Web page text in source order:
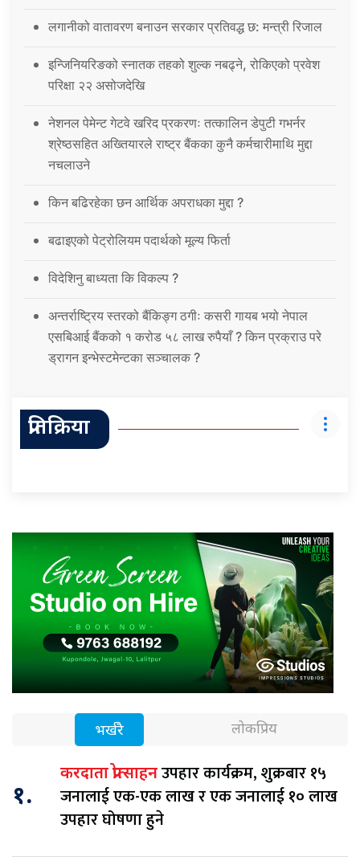
लगानीको वातावरण बनाउन सरकार प्रतिवद्ध छ: मन्त्री रिजाल
इन्जिनियरिङको स्नातक तहको शुल्क नबढ्ने, रोकिएको प्रवेश
परिक्षा २२ असोजदेखि
नेशनल पेमेन्ट गेटवे खरिद प्रकरणः तत्कालिन डेपुटी गभर्नर
श्रेष्ठसहित अख्तियारले राष्ट्र बैंकका कुनै कर्मचारीमाथि मुद्दा
नचलाउने
किन बढिरहेका छन आर्थिक अपराधका मुद्दा ?
बढाइएको पेट्रोलियम पदार्थको मूल्य फिर्ता
विदेशिनु बाध्यता कि विकल्प ?
अन्तर्राष्ट्रिय स्तरको बैंकिङ्ग ठगीः कसरी गायब भयो नेपाल
एसबिआई बैंकको १ करोड ५८ लाख रुपैयाँ ? किन प्रक्राउ परे
ड्रागन इन्भेस्टमेन्टका सञ्चालक ?
प्रतिक्रिया
भर्खरै लोकप्रिय
१.
करदाता प्रोत्साहनउपहार कार्यक्रम, शुक्रबार १५
जनालाई एक-एक लाख र एक जनालाई १० लाख
उपहार घोषणा हुने